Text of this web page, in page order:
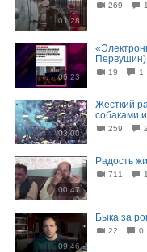
01:28
269
06:23
Первушин)
19 1
03:00
Жёсткий
собаками
259
00:47
Радость
711
09:46
Быка за
22 0